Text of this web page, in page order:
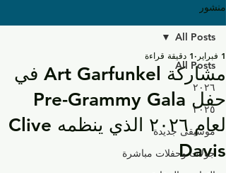
منشور
All Posts
٢٠٢٦
٢٠٢٥
موسيقى جديدة
جولات وحفلات مباشرة
All Posts
مشاركة Art Garfunkel في
حفل Pre-Grammy Gala
لعام ٢٠٢٦ الذي ينظمه Clive
Davis
1 فبراير 1 دقيقة قراءة